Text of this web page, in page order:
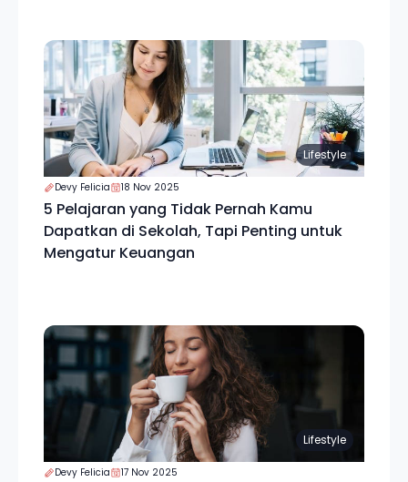
Lifestyle
Devy Felicia 18 Nov 2025
5 Pelajaran yang Tidak Pernah Kamu
Dapatkan di Sekolah, Tapi Penting untuk
Mengatur Keuangan
Lifestyle
Devy Felicia 17 Nov 2025